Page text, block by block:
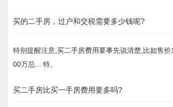
买的二手房，过户和交税需要多少钱呢?
特别提醒注意,买二手房费用要事先说清楚,比如售
00万总... 特。
买二手房比买一手房费用要多吗?